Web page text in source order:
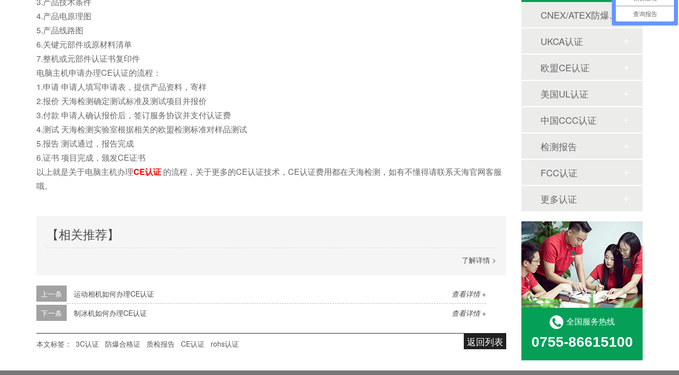
4.产品电原理图
5.产品线路图
6.关键元部件或原材料清单
7.整机或元部件认证书复印件
电脑主机申请办理CE认证的流程：
1.申请 申请人填写申请表，提供产品资料，寄样
2.报价 天海检测确定测试标准及测试项目并报价
3.付款 申请人确认报价后，签订服务协议并支付认证费
4.测试 天海检测实验室根据相关的欧盟检测标准对样品测试
5.报告 测试通过，报告完成
6.证书 项目完成，颁发CE证书
以上就是关于电脑主机办理CE认证 的流程，关于更多的CE认证技术，CE认证费用都在天海检测，如有不懂得请联系天海官网客服
哦。
【相关推荐】
了解详情 >
查看详情 +
上一条
运动相机如何办理CE认证
查看详情 +
下一条 制冰机如何办理CE认证
返回列表
本文标签： 3C认证 防爆合格证 质检报告 CE认证 rohs认证
CNEX/ATEX防爆合格证
UKCA认证
欧盟CE认证
美国UL认证
中国CCC认证
检测报告
FCC认证
更多认证
全国服务热线
0755-86615100
查询报告